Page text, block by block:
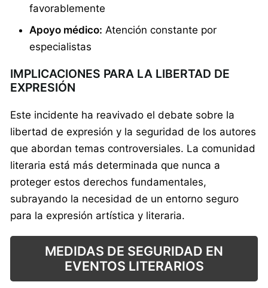
favorablemente
Apoyo médico: Atención constante por
especialistas
IMPLICACIONES PARA LA LIBERTAD DE
EXPRESIÓN
Este incidente ha reavivado el debate sobre la
libertad de expresión y la seguridad de los autores
que abordan temas controversiales. La comunidad
literaria está más determinada que nunca a
proteger estos derechos fundamentales,
subrayando la necesidad de un entorno seguro
para la expresión artística y literaria.
MEDIDAS DE SEGURIDAD EN
EVENTOS LITERARIOS